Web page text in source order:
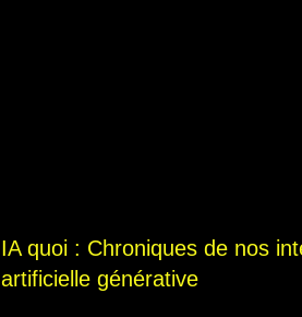
IA quoi : Chroniques de nos
artificielle générative